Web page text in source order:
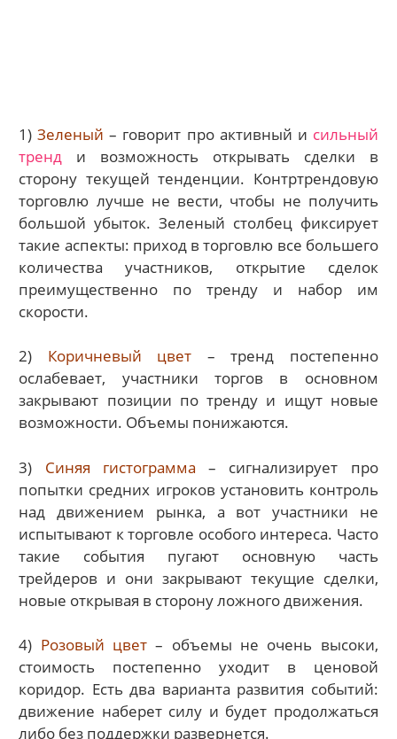
1)Зеленый – говорит про активный и сильный
тренд и возможность открывать сделки в
сторону текущей тенденции. Контртрендовую
торговлю лучше не вести, чтобы не получить
большой убыток. Зеленый столбец фиксирует
такие аспекты: приход в торговлю все большего
количества участников, открытие сделок
преимущественно по тренду и набор им
скорости.
2) Коричневый цвет – тренд постепенно
ослабевает, участники торгов в основном
закрывают позиции по тренду и ищут новые
возможности. Объемы понижаются.
3) Синяя гистограмма – сигнализирует про
попытки средних игроков установить контроль
над движением рынка, а вот участники не
испытывают к торговле особого интереса. Часто
такие события пугают основную часть
трейдеров и они закрывают текущие сделки,
новые открывая в сторону ложного движения.
4) Розовый цвет– объемы не очень высоки,
стоимость постепенно уходит в ценовой
коридор. Есть два варианта развития событий:
движение наберет силу и будет продолжаться
либо без поддержки развернется.